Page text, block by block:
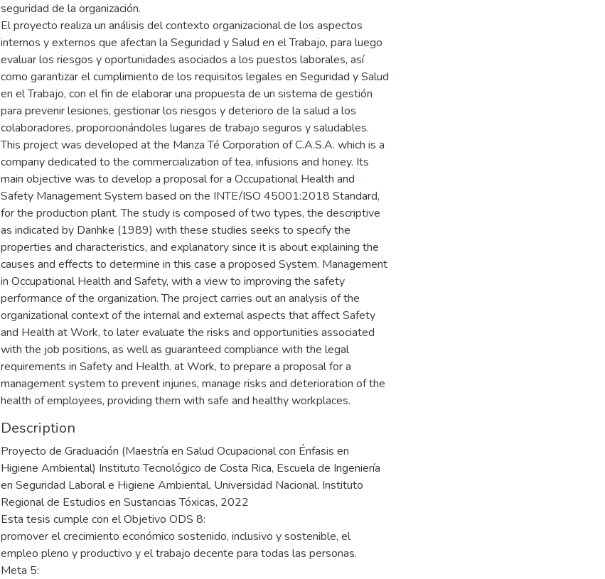
seguridad de la organización.
El proyecto realiza un análisis del contexto organizacional de los aspectos
internos y externos que afectan la Seguridad y Salud en el Trabajo, para luego
evaluar los riesgos y oportunidades asociados a los puestos laborales, así
como garantizar el cumplimiento de los requisitos legales en Seguridad y Salud
en el Trabajo, con el fin de elaborar una propuesta de un sistema de gestión
para prevenir lesiones, gestionar los riesgos y deterioro de la salud a los
colaboradores, proporcionándoles lugares de trabajo seguros y saludables.
This project was developed at the Manza Té Corporation of C.A.S.A. which is a
company dedicated to the commercialization of tea, infusions and honey. Its
main objective was to develop a proposal for a Occupational Health and
Safety Management System based on the INTE/ISO 45001:2018 Standard,
for the production plant. The study is composed of two types, the descriptive
as indicated by Danhke (1989) with these studies seeks to specify the
properties and characteristics, and explanatory since it is about explaining the
causes and effects to determine in this case a proposed System. Management
in Occupational Health and Safety, with a view to improving the safety
performance of the organization. The project carries out an analysis of the
organizational context of the internal and external aspects that affect Safety
and Health at Work, to later evaluate the risks and opportunities associated
with the job positions, as well as guaranteed compliance with the legal
requirements in Safety and Health. at Work, to prepare a proposal for a
management system to prevent injuries, manage risks and deterioration of the
health of employees, providing them with safe and healthy workplaces.
Description
Proyecto de Graduación (Maestría en Salud Ocupacional con Énfasis en
Higiene Ambiental) Instituto Tecnológico de Costa Rica, Escuela de Ingeniería
en Seguridad Laboral e Higiene Ambiental, Universidad Nacional, Instituto
Regional de Estudios en Sustancias Tóxicas, 2022
Esta tesis cumple con el Objetivo ODS 8:
promover el crecimiento económico sostenido, inclusivo y sostenible, el
empleo pleno y productivo y el trabajo decente para todas las personas.
Meta 5: